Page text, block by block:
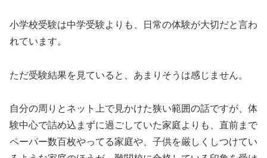
小学校受験は中学受験よりも、日常の体験が大切だと言わ
れています。
ただ受験結果を見ていると、あまりそうは感じません。
自分の周りとネット上で見かけた狭い範囲の話ですが、体
験中心で詰め込まずに過ごしていた家庭よりも、直前まで
ペーパー数百枚やってる家庭や、子供を厳しくしつけてい